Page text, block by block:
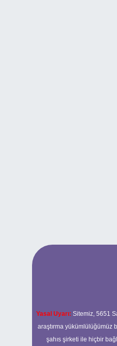
Yasal Uyarı: Sitemiz, 5651
araştırma yükümlülüğümüz
şahıs şirketi ile hiçbir